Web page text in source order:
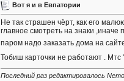
Вот я и в Евпатории
Не так страшен чёрт, как его
главное смотреть на знаки
паром надо заказать дома на
Тобиш карточки не работают .
Последний раз редактировалось